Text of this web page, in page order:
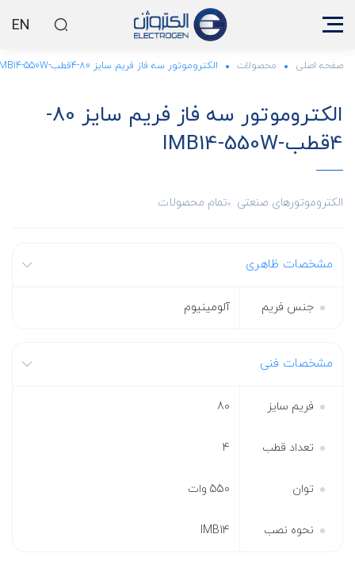
EN
صفحه اصلی محصولات الکتروموتور سه فاز فریم سایز 80-4قطب-IMB14-550W
الکتروموتور سه فاز فریم سایز 80-
4قطب-IMB14-550W
الکتروموتورهای صنعتی تمام محصولات
مشخصات ظاهری
جنس فریم آلومینیوم
مشخصات فنی
فریم سایز 80
تعداد قطب 4
توان 550 وات
نحوه نصب IMB14